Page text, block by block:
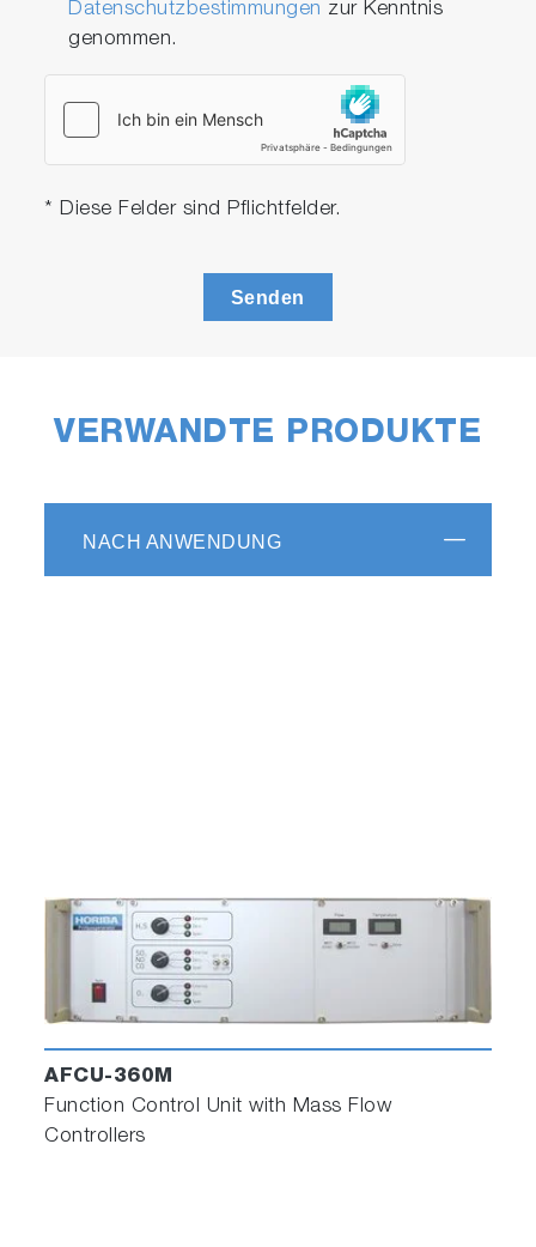
Datenschutzbestimmungen zur Kenntnis
genommen.
* Diese Felder sind Pflichtfelder.
Senden
VERWANDTE PRODUKTE
NACH ANWENDUNG
AFCU-360M
Function Control Unit with Mass Flow
Controllers